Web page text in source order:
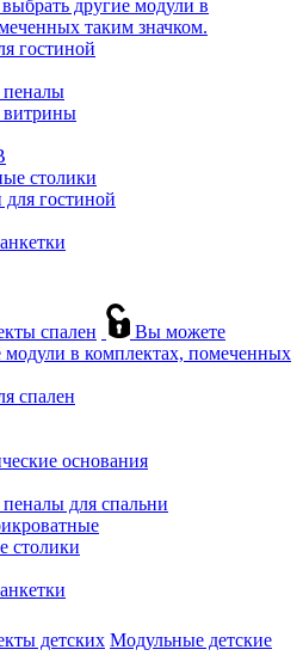
другие модули в
таким значком.
гостиной
столики
гостиной
спален
Вы можете
модули в комплектах, помеченных
спален
основания
для спальни
столики
детских Модульные детские